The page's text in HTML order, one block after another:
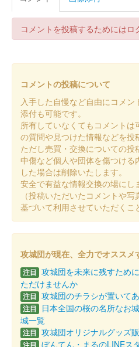
上山城 御城印 令和7
販売終了
上山城 御城印 令和7年
販売終了
上山城 御城印 令和7年
配布終了
元旦に上山城郷土資料館に入館さ
布された御城印。
上山城 御城印 1月限
コメントを投稿するためにはロ
コメントの投稿について
入手した自慢など自由にコメ
添付も可能です。
所有していなくてもコメント
の質問や見つけた情報などを投
ただし売買・交換についての
中傷など個人や団体を傷つける
した場合は削除いたします。
安全で有益な情報交換の場にし
（投稿いただいたコメントや
基づいて利用させていただくこ
攻城団が現在、全力でオススメ
注目 攻城団を未来に残すため
ただけませんか
注目 攻城団のチラシが置いて
注目
日本全国の桜の名所なお
城一覧
注目 攻城団オリジナルグッズ
注目 ぼんてん・まるのLINEス